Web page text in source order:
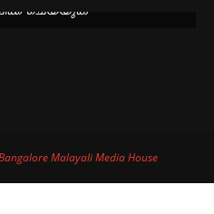
ചെയ്യുക
Malayali Media House